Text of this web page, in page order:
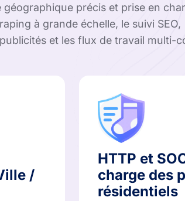
géographique précis et prise en
à grande échelle, le suivi SEO,
et les flux de travail multi-
/
HTTP et
charge des
résidentiels